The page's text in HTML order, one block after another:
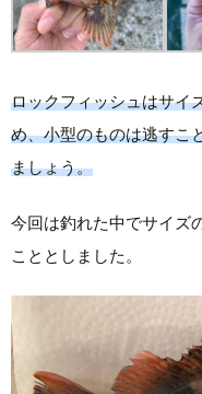
ロックフィッシュはサイ
め、小型のものは逃すこ
ましょう。
今回は釣れた中でサイズ
こととしました。